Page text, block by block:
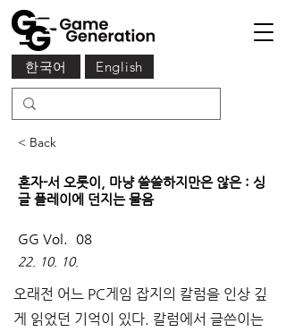
English
한국어
< Back
혼자-서 오롯이, 마냥 쓸쓸하지만은 않은 : 싱
글 플레이에 던지는 물음
GG Vol. 08
22. 10. 10.
오래전 어느 PC게임 잡지의 칼럼을 인상 깊
게 읽었던 기억이 있다. 칼럼에서 글쓴이는